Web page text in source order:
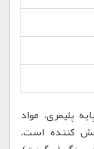
پلیمری، مواد
کننده است.